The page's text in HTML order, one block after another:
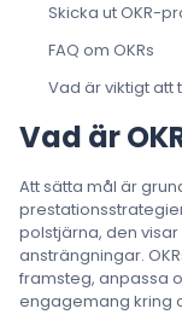
Skicka ut OKR-
FAQ om OKRs
Vad är viktigt att
Vad är
Att sätta mål är
polstjärna, den
ansträngningar.
framsteg, anpassa
engagemang kring